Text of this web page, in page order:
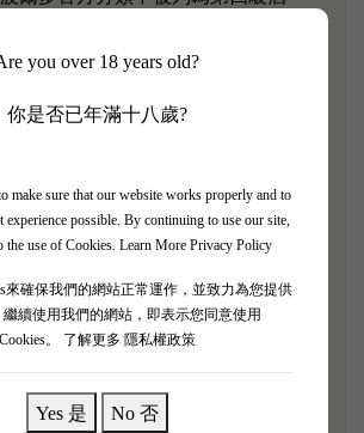
you over 18 years old?
你是否已年滿十八歲?
make sure that our website works properly and to
experience possible. By continuing to use our site,
the use of Cookies. Learn More Privacy Policy
來確保我們的網站正常運作，並致力為您提供
續使用我們的網站，即表示您同意使用
Cookies。
了解更多 隱私權政策
Yes 是 No 否
部分源自混合中Merlot 的比例相對較
Lichine 釀造的紅酒就叫 La Prieure，
Lichine 2019是幹橙、黑加侖和碎石
整個酒體，單寧優美、沉穩而細膩。
妙而復雜的特徵。 這裡做得非常
Suckling
35% Merlot and 3% Petit